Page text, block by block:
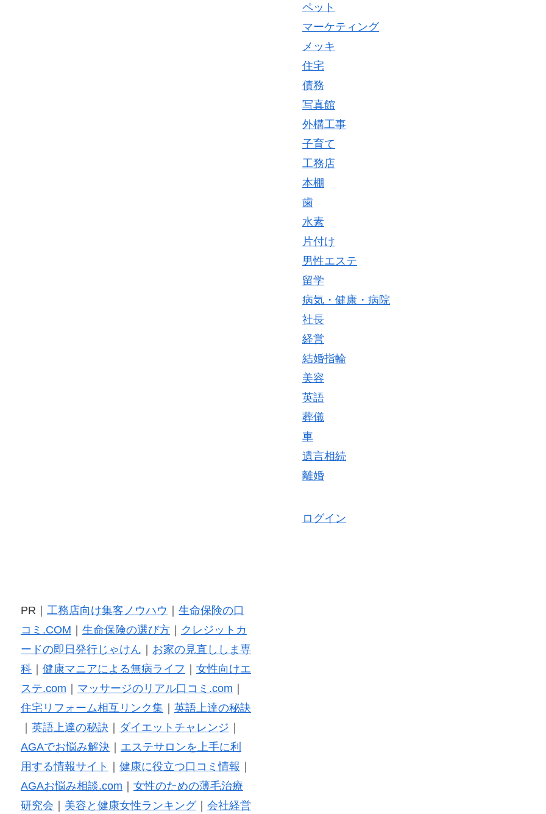
ペット
マーケティング
メッキ
住宅
債務
写真館
外構工事
子育て
工務店
本棚
歯
水素
片付け
男性エステ
留学
病気・健康・病院
社長
経営
結婚指輪
美容
英語
葬儀
車
遺言相続
離婚
ログイン
PR｜ 工務店向け集客ノウハウ
生命保険の口
コミ.COM
生命保険の選び方｜
クレジットカ
ードの即日発行じゃけん
お家の見直ししま専
科｜ 健康マニアによる無病ライフ
女性向けエ
ステ.com
マッサージのリアル口コミ.com
住宅リフォーム相互リンク集｜ 英語上達の秘訣
英語上達の秘訣 ダイエットチャレンジ
AGAでお悩み解決｜ エステサロンを上手に利
用する情報サイト
健康に役立つ口コミ情報
AGAお悩み相談.com
女性のための薄毛治療
研究会
美容と健康女性ランキング｜ 会社経営